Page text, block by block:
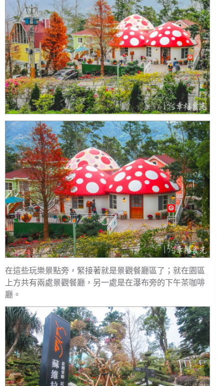
在這些玩樂景點旁，緊接著就是景觀餐廳區了；就在園區
上方共有兩處景觀餐廳，另一處是在瀑布旁的下午茶咖啡
廳。